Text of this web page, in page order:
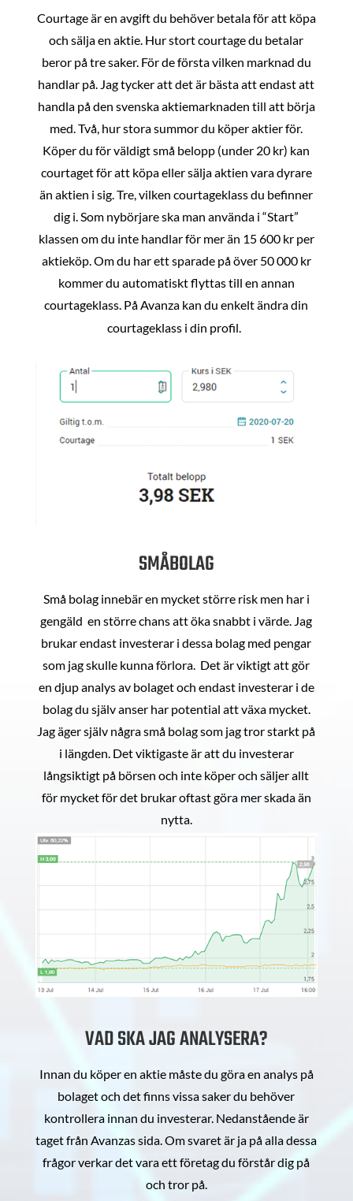
Courtage är en avgift du behöver betala för att köpa
och sälja en aktie. Hur stort courtage du betalar
beror på tre saker. För de första vilken marknad du
handlar på. Jag tycker att det är bästa att endast att
handla på den svenska aktiemarknaden till att börja
med. Två, hur stora summor du köper aktier för.
Köper du för väldigt små belopp (under 20 kr) kan
courtaget för att köpa eller sälja aktien vara dyrare
än aktien i sig. Tre, vilken courtageklass du befinner
dig i. Som nybörjare ska man använda i “Start”
klassen om du inte handlar för mer än 15 600 kr per
aktieköp. Om du har ett sparade på över 50 000 kr
kommer du automatiskt flyttas till en annan
courtageklass. På Avanza kan du enkelt ändra din
courtageklass i din profil.
SMÅBOLAG
Små bolag innebär en mycket större risk men har i
gengäld en större chans att öka snabbt i värde. Jag
brukar endast investerar i dessa bolag med pengar
som jag skulle kunna förlora. Det är viktigt att gör
en djup analys av bolaget och endast investerar i de
bolag du själv anser har potential att växa mycket.
Jag äger själv några små bolag som jag tror starkt på
i längden. Det viktigaste är att du investerar
långsiktigt på börsen och inte köper och säljer allt
för mycket för det brukar oftast göra mer skada än
nytta.
VAD SKA JAG ANALYSERA?
Innan du köper en aktie måste du göra en analys på
bolaget och det finns vissa saker du behöver
kontrollera innan du investerar. Nedanstående är
taget från Avanzas sida. Om svaret är ja på alla dessa
frågor verkar det vara ett företag du förstår dig på
och tror på.